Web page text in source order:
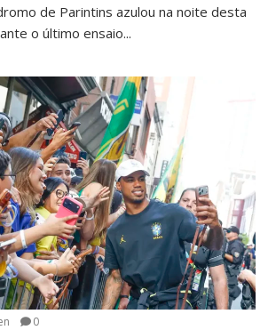
de Parintins azulou na noite desta
o último ensaio...
0